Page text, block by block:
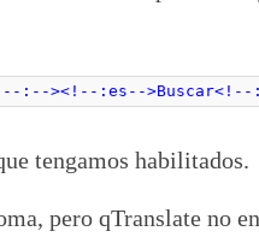
:--><!--:es--
tengamos habilitados.
pero qTranslate no